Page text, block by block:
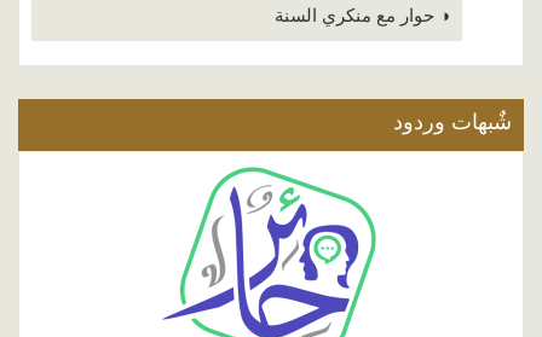
◑ حوار مع منكري السنة
شٌبهات وردود